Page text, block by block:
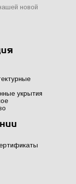
новой
укрытия